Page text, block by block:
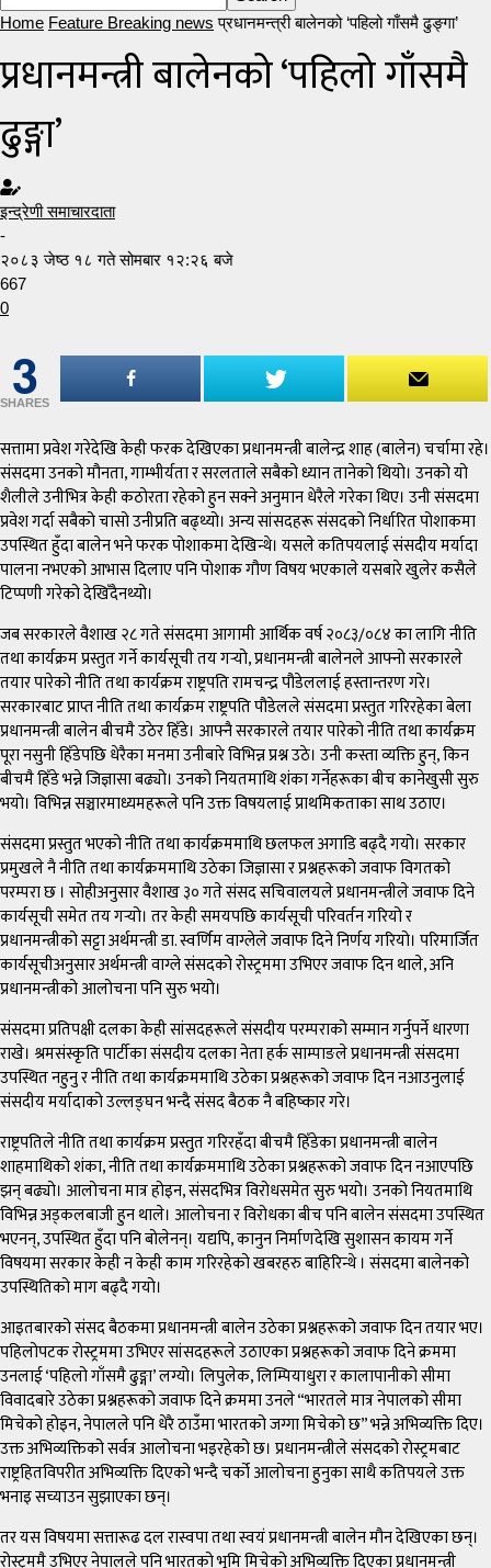
Home Feature Breaking news प्रधानमन्त्री बालेनको ‘पहिलो गाँसमै ढुङ्गा’
प्रधानमन्त्री बालेनको ‘पहिलो गाँसमै
ढुङ्गा’
इन्द्रेणी समाचारदाता
-
२०८३ जेष्ठ १८ गते सोमबार १२:२६ बजे
667
0
3
SHARES
सत्तामा प्रवेश गरेदेखि केही फरक देखिएका प्रधानमन्त्री बालेन्द्र शाह (बालेन) चर्चामा रहे।
संसदमा उनको मौनता, गाम्भीर्यता र सरलताले सबैको ध्यान तानेको थियो। उनको यो
शैलीले उनीभित्र केही कठोरता रहेको हुन सक्ने अनुमान धेरैले गरेका थिए। उनी संसदमा
प्रवेश गर्दा सबैको चासो उनीप्रति बढ्थ्यो। अन्य सांसदहरू संसदको निर्धारित पोशाकमा
उपस्थित हुँदा बालेन भने फरक पोशाकमा देखिन्थे। यसले कतिपयलाई संसदीय मर्यादा
पालना नभएको आभास दिलाए पनि पोशाक गौण विषय भएकाले यसबारे खुलेर कसैले
टिप्पणी गरेको देखिँदैनथ्यो।
जब सरकारले वैशाख २८ गते संसदमा आगामी आर्थिक वर्ष २०८३/०८४ का लागि नीति
तथा कार्यक्रम प्रस्तुत गर्ने कार्यसूची तय गर्‍यो, प्रधानमन्त्री बालेनले आफ्नो सरकारले
तयार पारेको नीति तथा कार्यक्रम राष्ट्रपति रामचन्द्र पौडेललाई हस्तान्तरण गरे।
सरकारबाट प्राप्त नीति तथा कार्यक्रम राष्ट्रपति पौडेलले संसदमा प्रस्तुत गरिरहेका बेला
प्रधानमन्त्री बालेन बीचमै उठेर हिँडे। आफ्नै सरकारले तयार पारेको नीति तथा कार्यक्रम
पूरा नसुनी हिँडेपछि धेरैका मनमा उनीबारे विभिन्न प्रश्न उठे। उनी कस्ता व्यक्ति हुन्, किन
बीचमै हिँडे भन्ने जिज्ञासा बढ्यो। उनको नियतमाथि शंका गर्नेहरूका बीच कानेखुसी सुरु
भयो। विभिन्न सञ्चारमाध्यमहरूले पनि उक्त विषयलाई प्राथमिकताका साथ उठाए।
संसदमा प्रस्तुत भएको नीति तथा कार्यक्रममाथि छलफल अगाडि बढ्दै गयो। सरकार
प्रमुखले नै नीति तथा कार्यक्रममाथि उठेका जिज्ञासा र प्रश्नहरूको जवाफ विगतको
परम्परा छ । सोहीअनुसार वैशाख ३० गते संसद सचिवालयले प्रधानमन्त्रीले जवाफ दिने
कार्यसूची समेत तय गर्‍यो। तर केही समयपछि कार्यसूची परिवर्तन गरियो र
प्रधानमन्त्रीको सट्टा अर्थमन्त्री डा. स्वर्णिम वाग्लेले जवाफ दिने निर्णय गरियो। परिमार्जित
कार्यसूचीअनुसार अर्थमन्त्री वाग्ले संसदको रोस्ट्रममा उभिएर जवाफ दिन थाले, अनि
प्रधानमन्त्रीको आलोचना पनि सुरु भयो।
संसदमा प्रतिपक्षी दलका केही सांसदहरूले संसदीय परम्पराको सम्मान गर्नुपर्ने धारणा
राखे। श्रमसंस्कृति पार्टीका संसदीय दलका नेता हर्क साम्पाङले प्रधानमन्त्री संसदमा
उपस्थित नहुनु र नीति तथा कार्यक्रममाथि उठेका प्रश्नहरूको जवाफ दिन नआउनुलाई
संसदीय मर्यादाको उल्लङ्घन भन्दै संसद बैठक नै बहिष्कार गरे।
राष्ट्रपतिले नीति तथा कार्यक्रम प्रस्तुत गरिरहँदा बीचमै हिँडेका प्रधानमन्त्री बालेन
शाहमाथिको शंका, नीति तथा कार्यक्रममाथि उठेका प्रश्नहरूको जवाफ दिन नआएपछि
झन् बढ्यो। आलोचना मात्र होइन, संसदभित्र विरोधसमेत सुरु भयो। उनको नियतमाथि
विभिन्न अड्कलबाजी हुन थाले। आलोचना र विरोधका बीच पनि बालेन संसदमा उपस्थित
भएनन्, उपस्थित हुँदा पनि बोलेनन्। यद्यपि, कानुन निर्माणदेखि सुशासन कायम गर्ने
विषयमा सरकार केही न केही काम गरिरहेको खबरहरु बाहिरिन्थे । संसदमा बालेनको
उपस्थितिको माग बढ्दै गयो।
आइतबारको संसद बैठकमा प्रधानमन्त्री बालेन उठेका प्रश्नहरूको जवाफ दिन तयार भए।
पहिलोपटक रोस्ट्रममा उभिएर सांसदहरूले उठाएका प्रश्नहरूको जवाफ दिने क्रममा
उनलाई ‘पहिलो गाँसमै ढुङ्गा’ लग्यो। लिपुलेक, लिम्पियाधुरा र कालापानीको सीमा
विवादबारे उठेका प्रश्नहरूको जवाफ दिने क्रममा उनले “भारतले मात्र नेपालको सीमा
मिचेको होइन, नेपालले पनि धेरै ठाउँमा भारतको जग्गा मिचेको छ” भन्ने अभिव्यक्ति दिए।
उक्त अभिव्यक्तिको सर्वत्र आलोचना भइरहेको छ। प्रधानमन्त्रीले संसदको रोस्ट्रमबाट
राष्ट्रहितविपरीत अभिव्यक्ति दिएको भन्दै चर्को आलोचना हुनुका साथै कतिपयले उक्त
भनाइ सच्याउन सुझाएका छन्।
तर यस विषयमा सत्तारूढ दल रास्वपा तथा स्वयं प्रधानमन्त्री बालेन मौन देखिएका छन्।
रोस्ट्रममै उभिएर नेपालले पनि भारतको भूमि मिचेको अभिव्यक्ति दिएका प्रधानमन्त्री